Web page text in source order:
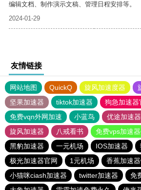
编辑文档、制作演示文稿、管理日程安排等。
2024-01-29
友情链接
网站地图 QuickQ 旋风加速度器
坚果加速器
tiktok加速器
狗急加速器
免费vqn外网加速
小蓝鸟 优途加速
旋风加速器
八戒看书
免费vps加速
黑豹加速器
一元机场 IOS加速器
极光加速器官网
1元机场 香蕉加速
小猫咪ciash加速器
twitter加速器
免